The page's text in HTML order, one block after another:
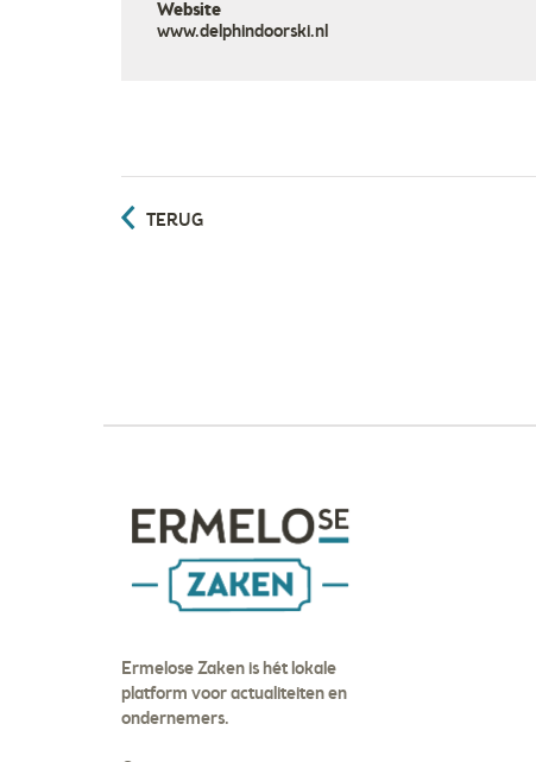
Website
www.delphindoorski.nl
TERUG
Ermelose Zaken is hét lokale
platform voor actualiteiten en
ondernemers.